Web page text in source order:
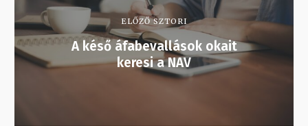
ELŐZŐ SZTORI
A késő áfabevallások okait
keresi a NAV